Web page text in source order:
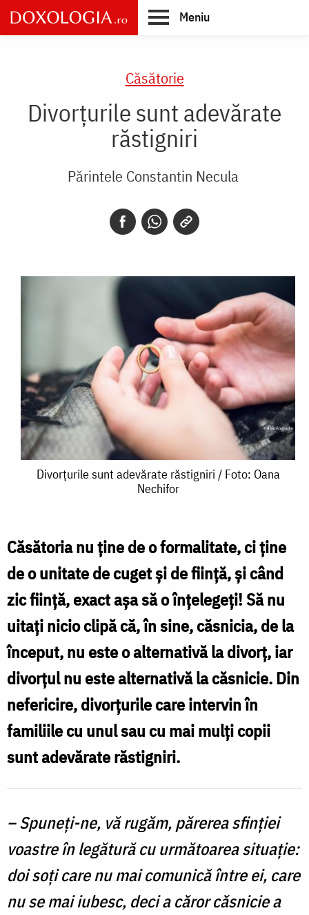
Skip
to
main
Meniu
Căsătorie
Divorțurile sunt adevărate
răstigniri
Părintele Constantin Necula
Divorțurile
răstigniri
/
Foto:
Oana
Nechifor
Divorțurile sunt adevărate răstigniri / Foto: Oana
Nechifor
Căsătoria nu ține de o formalitate, ci ține
de o unitate de cuget și de ființă, și când
zic ființă, exact așa să o înțelegeți! Să nu
uitați nicio clipă că, în sine, căsnicia, de la
început, nu este o alternativă la divorț, iar
divorțul nu este alternativă la căsnicie. Din
nefericire, divorțurile care intervin în
familiile cu unul sau cu mai mulți copii
sunt adevărate răstigniri.
– Spuneţi-ne, vă rugăm, părerea sfinţiei
voastre în legătură cu următoarea situaţie:
doi soţi care nu mai comunică între ei, care
nu se mai iubesc, deci a căror căsnicie a